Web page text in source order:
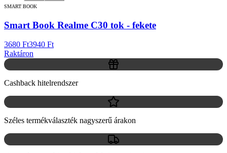
SMART BOOK
Smart Book Realme C30 tok - fekete
3680 Ft3940 Ft
Raktáron
Cashback hitelrendszer
Széles termékválaszték nagyszerű árakon